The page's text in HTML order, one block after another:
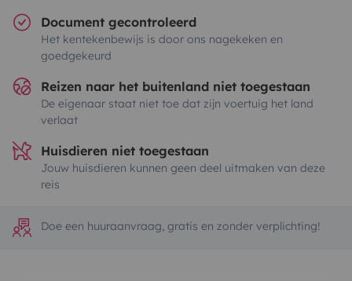
Document gecontroleerd
Het kentekenbewijs is door ons nagekeken en
goedgekeurd
Reizen naar het buitenland niet toegestaan
De eigenaar staat niet toe dat zijn voertuig het land
verlaat
Huisdieren niet toegestaan
Jouw huisdieren kunnen geen deel uitmaken van deze
reis
Doe een huuraanvraag, gratis en zonder verplichting!